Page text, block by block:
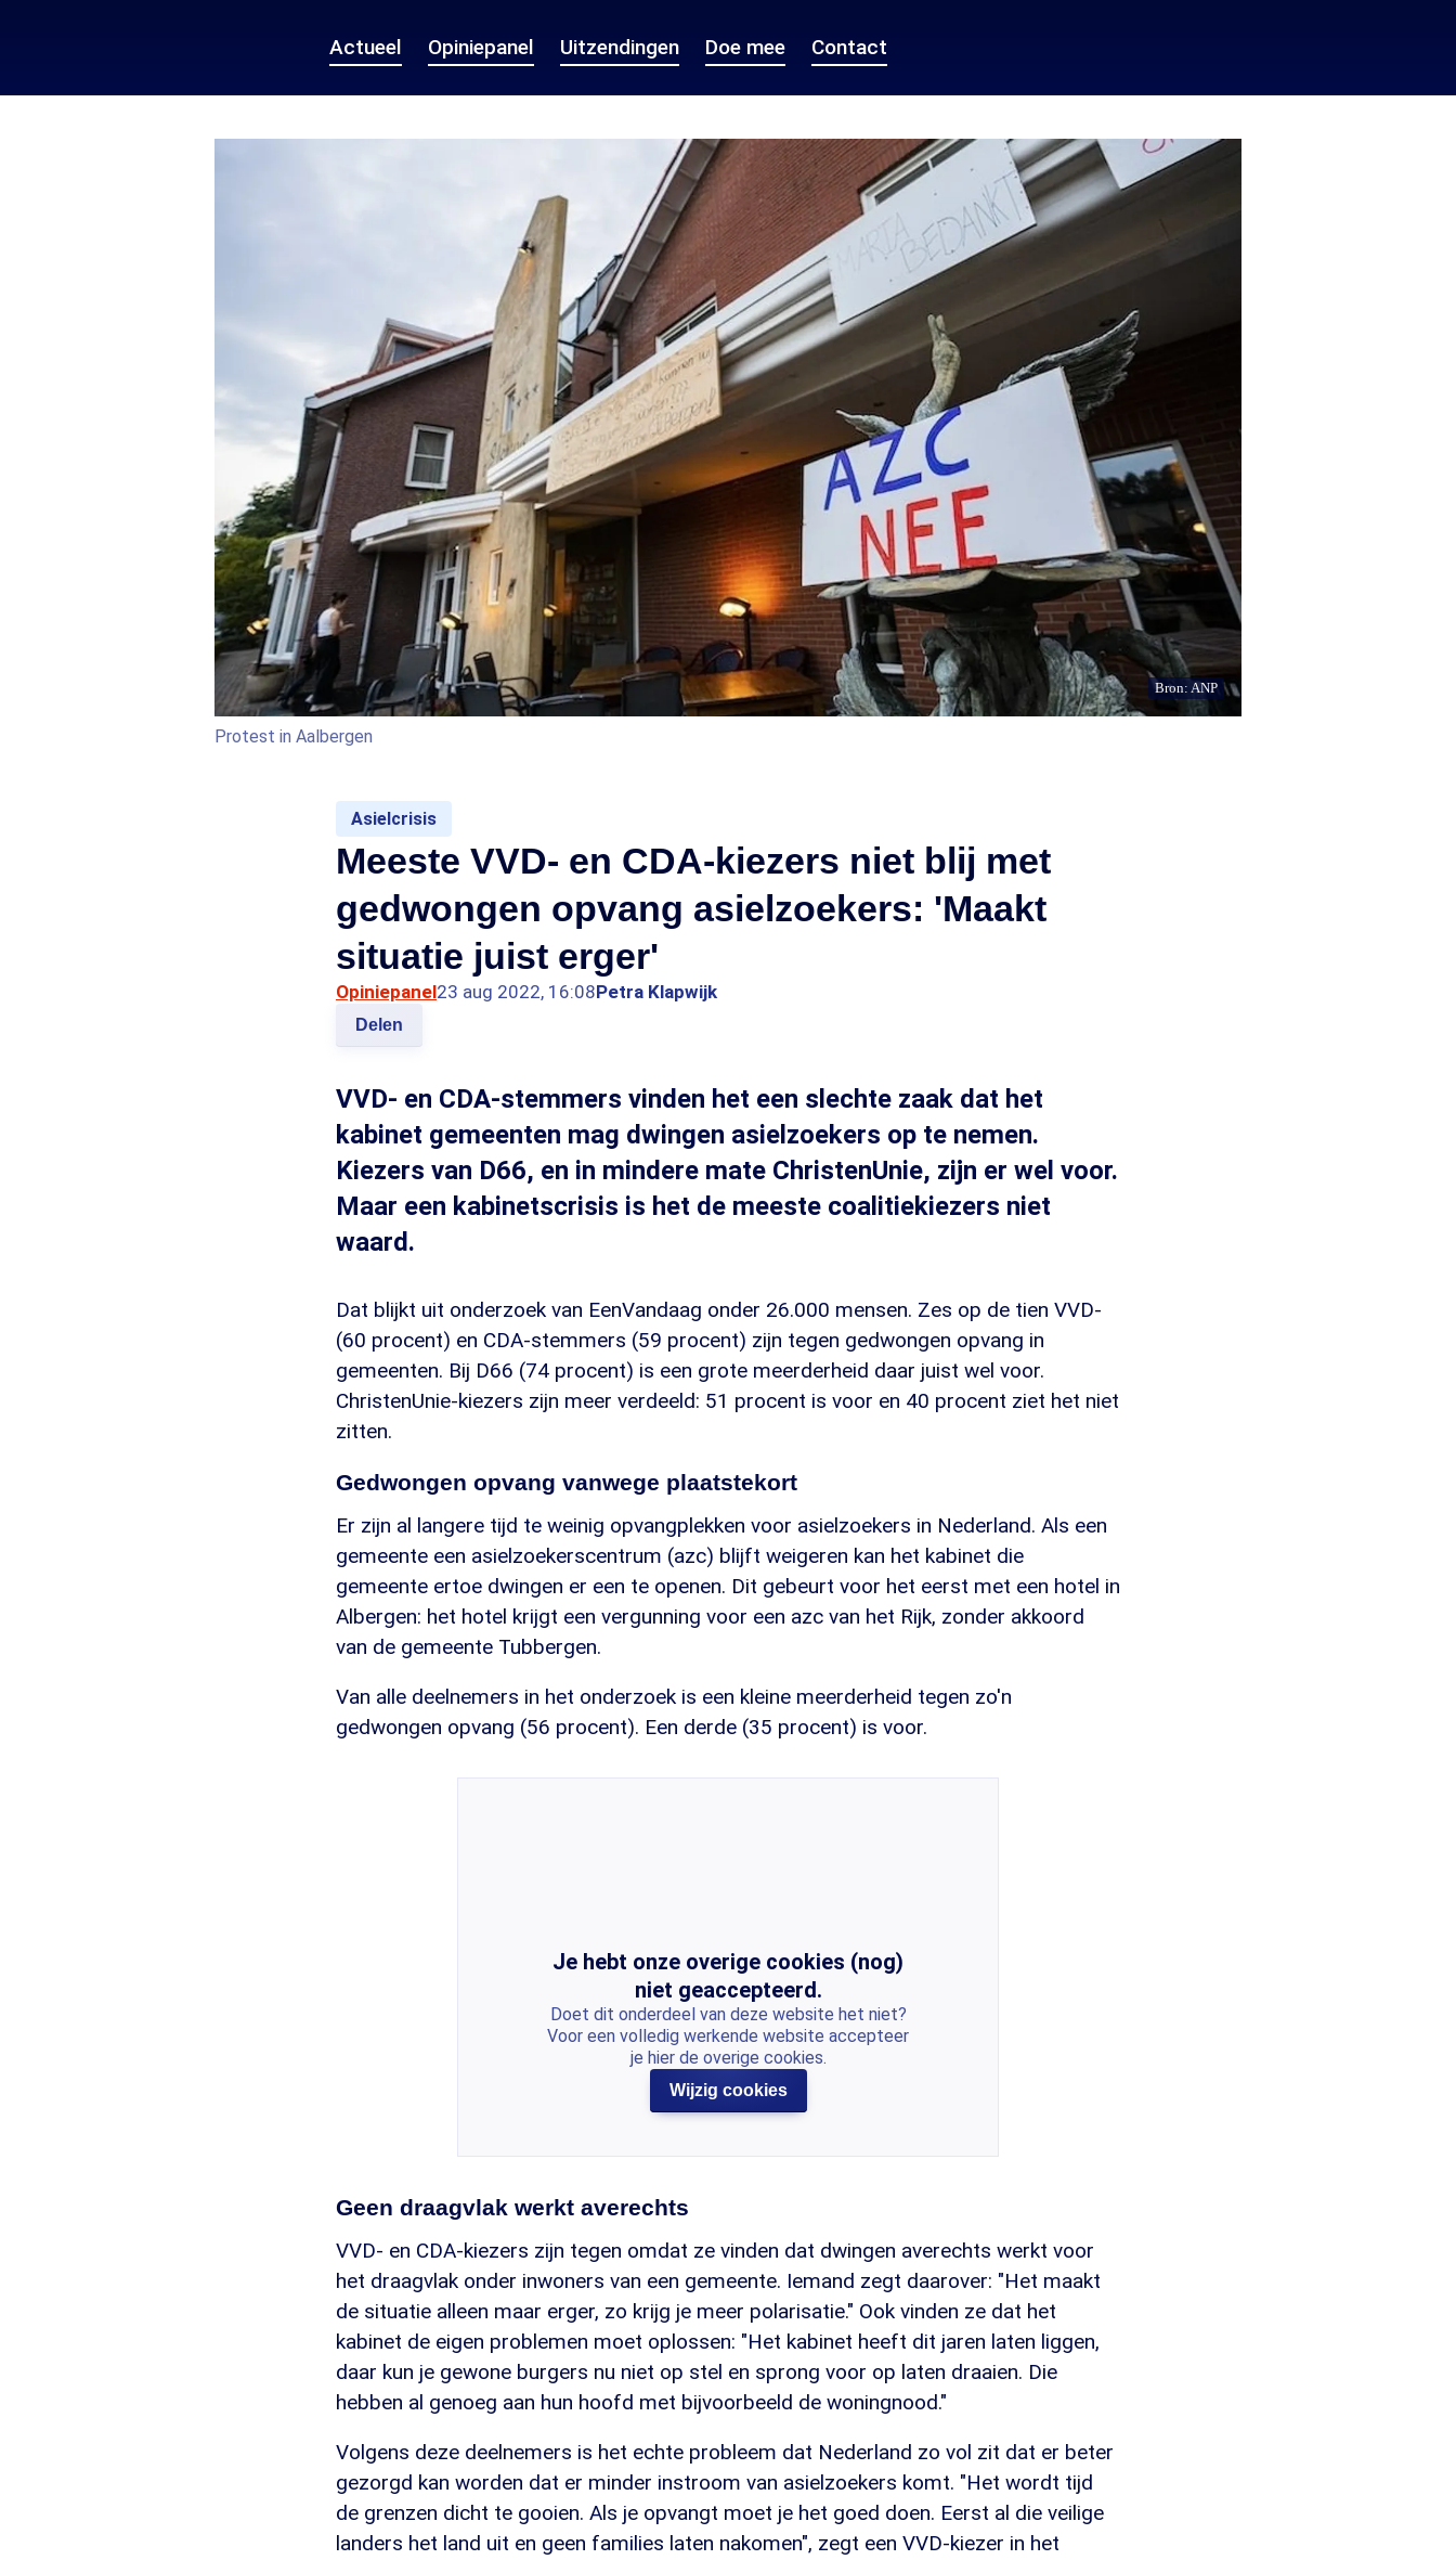
Actueel Opiniepanel Uitzendingen Doe mee Contact
Bron: ANP
Protest in Aalbergen
Asielcrisis
Meeste VVD- en CDA-kiezers niet blij met
gedwongen opvang asielzoekers: 'Maakt
situatie juist erger'
Opiniepanel23 aug 2022, 16:08Petra Klapwijk
Delen
VVD- en CDA-stemmers vinden het een slechte zaak dat het
kabinet gemeenten mag dwingen asielzoekers op te nemen.
Kiezers van D66, en in mindere mate ChristenUnie, zijn er wel voor.
Maar een kabinetscrisis is het de meeste coalitiekiezers niet
waard.
Dat blijkt uit onderzoek van EenVandaag onder 26.000 mensen. Zes op de tien VVD-
(60 procent) en CDA-stemmers (59 procent) zijn tegen gedwongen opvang in
gemeenten. Bij D66 (74 procent) is een grote meerderheid daar juist wel voor.
ChristenUnie-kiezers zijn meer verdeeld: 51 procent is voor en 40 procent ziet het niet
zitten.
Gedwongen opvang vanwege plaatstekort
Er zijn al langere tijd te weinig opvangplekken voor asielzoekers in Nederland. Als een
gemeente een asielzoekerscentrum (azc) blijft weigeren kan het kabinet die
gemeente ertoe dwingen er een te openen. Dit gebeurt voor het eerst met een hotel in
Albergen: het hotel krijgt een vergunning voor een azc van het Rijk, zonder akkoord
van de gemeente Tubbergen.
Van alle deelnemers in het onderzoek is een kleine meerderheid tegen zo'n
gedwongen opvang (56 procent). Een derde (35 procent) is voor.
Je hebt onze overige cookies (nog)
niet geaccepteerd.
Doet dit onderdeel van deze website het niet?
Voor een volledig werkende website accepteer
je hier de overige cookies.
Wijzig cookies
Geen draagvlak werkt averechts
VVD- en CDA-kiezers zijn tegen omdat ze vinden dat dwingen averechts werkt voor
het draagvlak onder inwoners van een gemeente. Iemand zegt daarover: "Het maakt
de situatie alleen maar erger, zo krijg je meer polarisatie." Ook vinden ze dat het
kabinet de eigen problemen moet oplossen: "Het kabinet heeft dit jaren laten liggen,
daar kun je gewone burgers nu niet op stel en sprong voor op laten draaien. Die
hebben al genoeg aan hun hoofd met bijvoorbeeld de woningnood."
Volgens deze deelnemers is het echte probleem dat Nederland zo vol zit dat er beter
gezorgd kan worden dat er minder instroom van asielzoekers komt. "Het wordt tijd
de grenzen dicht te gooien. Als je opvangt moet je het goed doen. Eerst al die veilige
landers het land uit en geen families laten nakomen", zegt een VVD-kiezer in het